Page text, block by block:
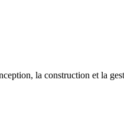
la construction et la